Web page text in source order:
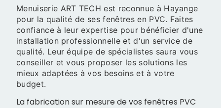
Menuiserie ART TECH est reconnue à Hayange
pour la qualité de ses fenêtres en PVC. Faites
confiance à leur expertise pour bénéficier d'une
installation professionnelle et d'un service de
qualité. Leur équipe de spécialistes saura vous
conseiller et vous proposer les solutions les
mieux adaptées à vos besoins et à votre
budget.
La fabrication sur mesure de vos fenêtres PVC